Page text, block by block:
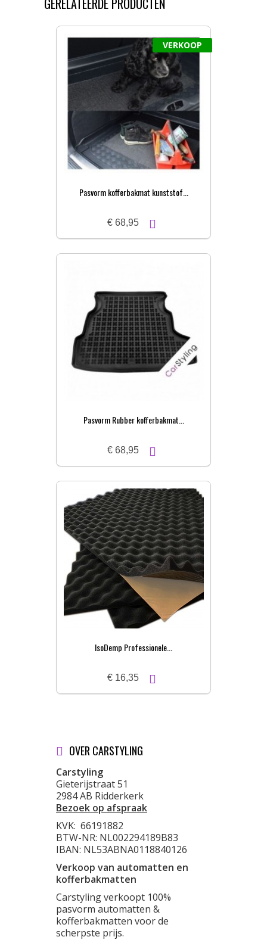
GERELATEERDE PRODUCTEN
VERKOOP
Pasvorm kofferbakmat kunststof...
€ 68,95
Pasvorm Rubber kofferbakmat...
€ 68,95
IsoDemp Professionele...
€ 16,35
OVER CARSTYLING
Carstyling
Gieterijstraat 51
2984 AB Ridderkerk
Bezoek op afspraak
KVK: 66191882
BTW-NR: NL002294189B83
IBAN: NL53ABNA0118840126
Verkoop van automatten en
kofferbakmatten
Carstyling verkoopt 100%
pasvorm automatten &
kofferbakmatten voor de
scherpste prijs.